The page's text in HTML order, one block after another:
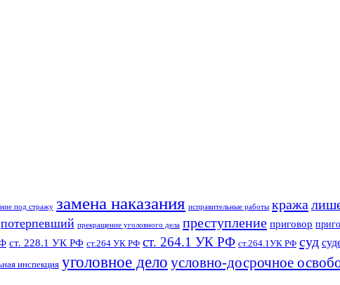
под стражу замена наказания исправительные работы кража
потерпевший прекращение уголовного дела преступление приговор
ст. 228.1 УК РФ ст.264 УК РФ ст. 264.1 УК РФ ст.264.1УК РФ суд
инспекция уголовное дело условно-досрочное